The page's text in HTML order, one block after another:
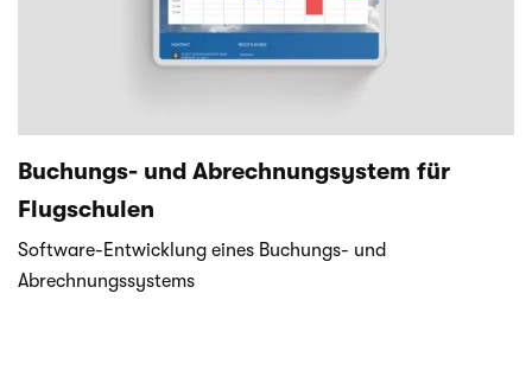
Buchungs- und Abrechnungsystem für
Flugschulen
Software-Entwicklung eines Buchungs- und
Abrechnungssystems